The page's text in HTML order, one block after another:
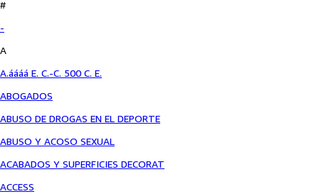
#
-
A
A.áááá E. C.-C. 500 C. E.
ABOGADOS
ABUSO DE DROGAS EN EL DEPORTE
ABUSO Y ACOSO SEXUAL
ACABADOS Y SUPERFICIES DECORAT
ACCESS